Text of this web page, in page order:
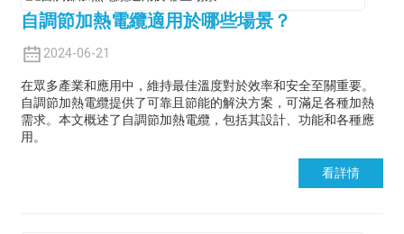
自調節加熱電纜適用於哪些場景？
2024-06-21
在眾多產業和應用中，維持最佳溫度對於效率和安全至關重要。
自調節加熱電纜提供了可靠且節能的解決方案，可滿足各種加熱
需求。本文概述了自調節加熱電纜，包括其設計、功能和各種應
用。
看詳情